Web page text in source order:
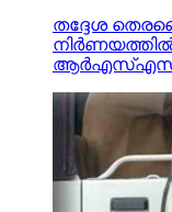
തദ്ദേശ
ആര്‍എസ്എസ്